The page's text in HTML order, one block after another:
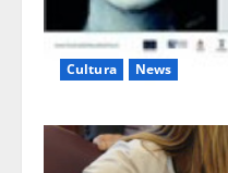
Cultura News